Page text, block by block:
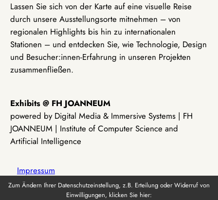
Lassen Sie sich von der Karte auf eine visuelle Reise
durch unsere Ausstellungsorte mitnehmen – von
regionalen Highlights bis hin zu internationalen
Stationen – und entdecken Sie, wie Technologie, Design
und Besucher:innen-Erfahrung in unseren Projekten
zusammenfließen.
Exhibits @ FH JOANNEUM
powered by Digital Media & Immersive Systems | FH
JOANNEUM | Institute of Computer Science and
Artificial Intelligence
Impressum
Zum Ändern Ihrer Datenschutzeinstellung, z.B. Erteilung oder Widerruf von
Einwilligungen, klicken Sie hier: